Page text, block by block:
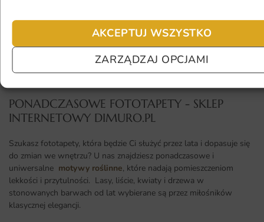
AKCEPTUJ WSZYSTKO
ZARZĄDZAJ OPCJAMI
Jaka jest trwałość fototapety?
PONADCZASOWE FOTOTAPETY - SKLEP
INTERNETOWY DIMURO.PL​
Szukasz fototapety, która będzie Ci służyć przez lata i dopasuje się
do zmian we wnętrzu? U nas znajdziesz ponadczasowe i
uniwersalne motywy roślinne, które nadają pomieszczeniom
lekkości i przytulności. Lasy, liście, kwiaty i drzewa w
stonowanych barwach od lat wybierane są przez miłośników
klasycznej elegancji.